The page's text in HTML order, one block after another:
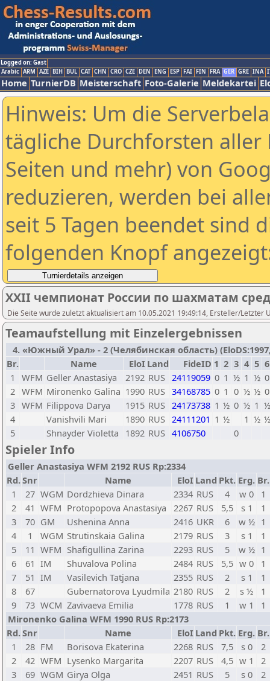
Logged on: Gast
Arabic ARM AZE BIH BUL CAT CHN CRO CZE DEN ENG ESP FAI FIN FRA GER GRE INA
Home TurnierDB Meisterschaft Foto-Galerie Meldekartei
Hinweis: Um die
tägliche Durchforsten aller
Seiten und mehr) von
reduzieren, werden bei
seit 5 Tagen beendet sind
folgenden Knopf
XXII чемпионат России по шахматам
Die Seite wurde zuletzt aktualisiert am 10.05.2021 19:49:14, Ersteller/Letzter
Teamaufstellung mit Einzelergebnissen
4. «Южный Урал» - 2 (Челябинская область)
Br.
Name EloI Land FideID 1 2 3 4 5 6
1
WFM Geller Anastasiya 2192 RUS 24119059 0 1 ½ 1 ½ 0
2 WFM Mironenko Galina 1990 RUS 34168785 0 1 0 ½ ½ 0
3 WFM Filippova Darya 1915 RUS 24173738 1 ½ 0 ½ 1 ½
4
Vanishvili Mari 1890 RUS 24111201 1 ½ 1 ½ ½
5
Shnayder Violetta 1892 RUS 4106750 0
Spieler Info
Geller Anastasiya WFM 2192 RUS Rp:2334
Rd.Snr Name EloI Land Pkt. Erg. Br.
1
27 WGM Dordzhieva Dinara 2334 RUS 4 w 0
1
2
41 WFM Protopopova Anastasiya 2267 RUS 5,5 s 1
1
3
70 GM Ushenina Anna 2416 UKR 6 w ½ 1
4
1 WGM Strutinskaia Galina 2179 RUS 3 s 1
1
5
11 WFM Shafigullina Zarina 2293 RUS 5 w ½ 1
6
61 IM Shuvalova Polina 2484 RUS 5,5 w 0
1
7
51 IM Vasilevich Tatjana 2355 RUS 2 s 1
1
8
67 Gubernatorova Lyudmila 2180 RUS 2 s ½
1
9
73 WCM Zavivaeva Emilia 1778 RUS 1 w 1
1
Mironenko Galina WFM 1990 RUS Rp:2173
Rd.Snr Name EloI Land Pkt. Erg. Br.
1
28 FM Borisova Ekaterina 2268 RUS 7,5 s 0
2
2
42 WFM Lysenko Margarita 2207 RUS 4,5 w 1
2
3
69 WGM Girya Olga 2451 RUS 5 s 0
2